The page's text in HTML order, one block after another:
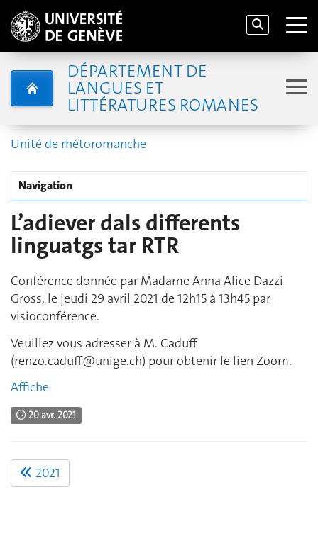
DÉPARTEMENT DE
LANGUES ET
LITTÉRATURES ROMANES
Unité de rhétoromanche
Navigation
L’adiever dals differents
linguatgs tar RTR
Conférence donnée par Madame Anna Alice Dazzi
Gross, le jeudi 29 avril 2021 de 12h15 à 13h45 par
visioconférence.
Veuillez vous adresser à M. Caduff
(renzo.caduff@unige.ch) pour obtenir le lien Zoom.
Affiche
20 avr. 2021
2021